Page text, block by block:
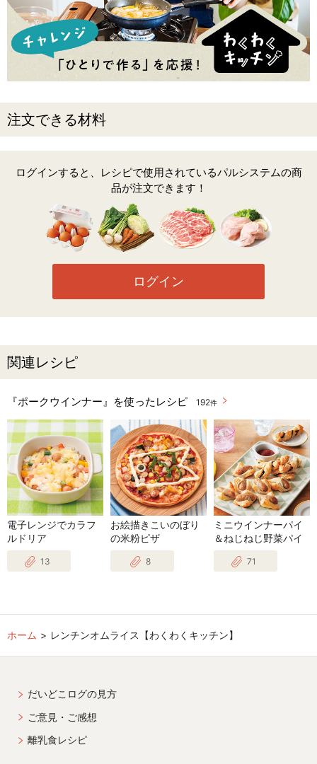
注文できる材料
ログインすると、レシピで使用されているパルシステムの商
品が注文できます！
ログイン
関連レシピ
『ポークウインナー』を使ったレシピ 192件
電子レンジでカラフ
ルドリア
13
お絵描きこいのぼり
の米粉ピザ
8
ミニウインナーパイ
＆ねじねじ野菜パイ
71
ホーム レンチンオムライス【わくわくキッチン】
だいどこログの見方
ご意見・ご感想
離乳食レシピ